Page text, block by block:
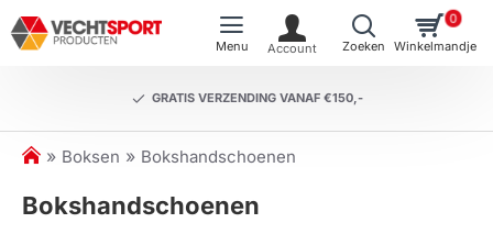
GRATIS VERZENDING VANAF €150,-
0
h
m
Boksen Bokshandschoenen
Bokshandschoenen